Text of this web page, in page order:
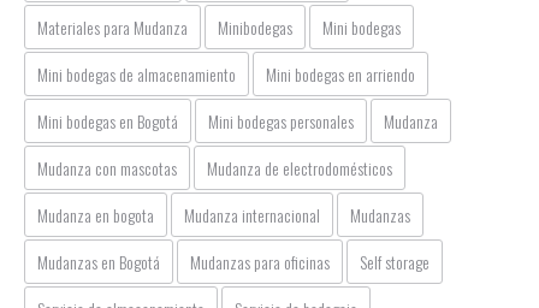
Materiales para Mudanza
Minibodegas
Mini bodegas
Mini bodegas de almacenamiento
Mini bodegas en arriendo
Mini bodegas en Bogotá
Mini bodegas personales
Mudanza
Mudanza con mascotas
Mudanza de electrodomésticos
Mudanza en bogota
Mudanza internacional
Mudanzas
Mudanzas en Bogotá
Mudanzas para oficinas
Self storage